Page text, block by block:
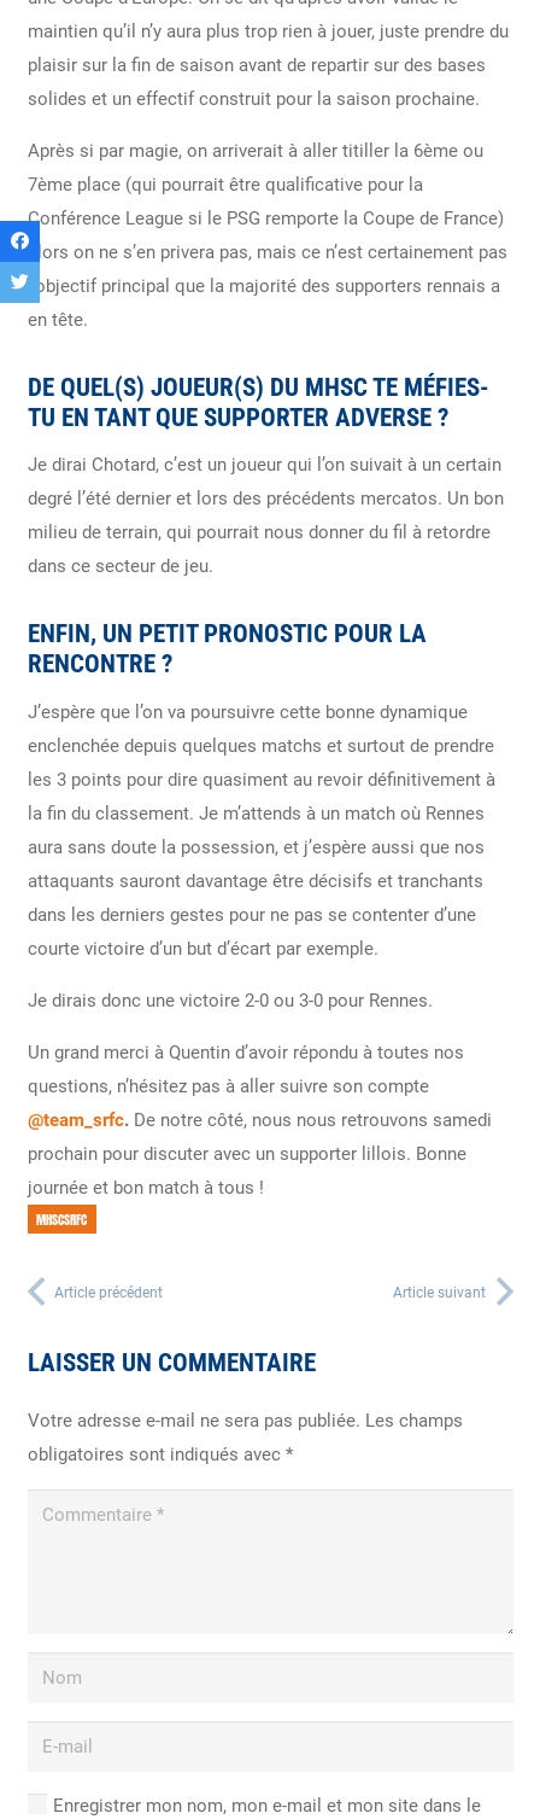
maintien qu’il n’y aura plus trop rien à jouer, juste prendre du
plaisir sur la fin de saison avant de repartir sur des bases
solides et un effectif construit pour la saison prochaine.
Après si par magie, on arriverait à aller titiller la 6ème ou
7ème place (qui pourrait être qualificative pour la
Conférence League si le PSG remporte la Coupe de France)
alors on ne s’en privera pas, mais ce n’est certainement pas
l’objectif principal que la majorité des supporters rennais a
en tête.
DE QUEL(S) JOUEUR(S) DU MHSC TE MÉFIES-
TU EN TANT QUE SUPPORTER ADVERSE ?
Je dirai Chotard, c’est un joueur qui l’on suivait à un certain
degré l’été dernier et lors des précédents mercatos. Un bon
milieu de terrain, qui pourrait nous donner du fil à retordre
dans ce secteur de jeu.
ENFIN, UN PETIT PRONOSTIC POUR LA
RENCONTRE ?
J’espère que l’on va poursuivre cette bonne dynamique
enclenchée depuis quelques matchs et surtout de prendre
les 3 points pour dire quasiment au revoir définitivement à
la fin du classement. Je m’attends à un match où Rennes
aura sans doute la possession, et j’espère aussi que nos
attaquants sauront davantage être décisifs et tranchants
dans les derniers gestes pour ne pas se contenter d’une
courte victoire d’un but d’écart par exemple.
Je dirais donc une victoire 2-0 ou 3-0 pour Rennes.
Un grand merci à Quentin d’avoir répondu à toutes nos
questions, n’hésitez pas à aller suivre son compte
@team_srfc. De notre côté, nous nous retrouvons samedi
prochain pour discuter avec un supporter lillois. Bonne
journée et bon match à tous !
MHSCSRFC
Article précédent Article suivant
LAISSER UN COMMENTAIRE
Votre adresse e-mail ne sera pas publiée. Les champs
obligatoires sont indiqués avec *
Enregistrer mon nom, mon e-mail et mon site dans le